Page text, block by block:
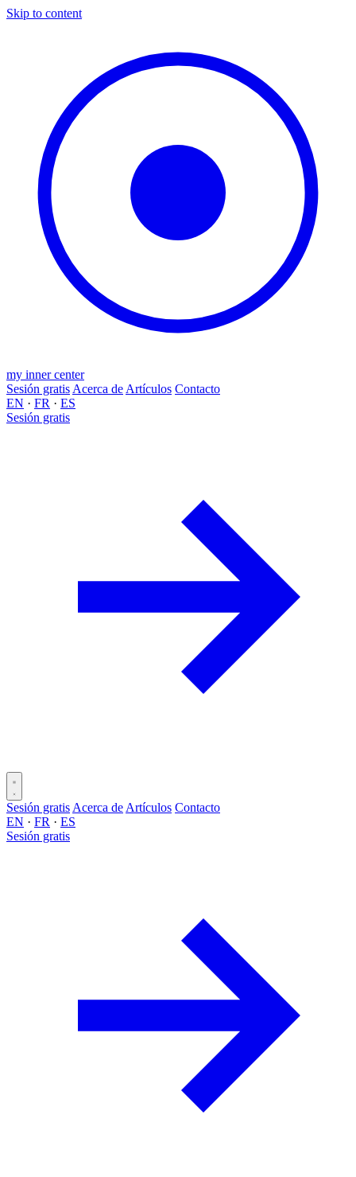
Skip to content
my inner center
Sesión gratis Acerca de Artículos Contacto
EN · FR · ES
Sesión gratis
Sesión gratis Acerca de Artículos Contacto
EN · FR · ES
Sesión gratis